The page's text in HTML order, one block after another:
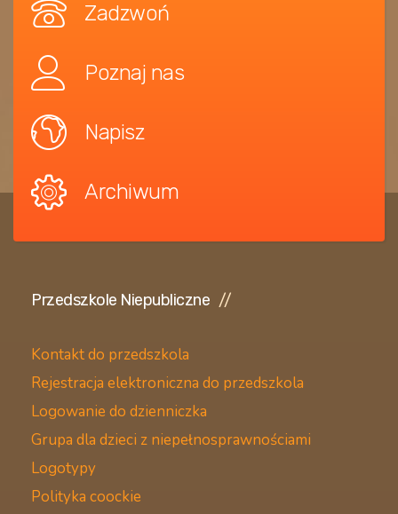
Zadzwoń
Poznaj nas
Napisz
Archiwum
Przedszkole Niepubliczne
Kontakt do przedszkola
Rejestracja elektroniczna do przedszkola
Logowanie do dzienniczka
Grupa dla dzieci z niepełnosprawnościami
Logotypy
Polityka coockie